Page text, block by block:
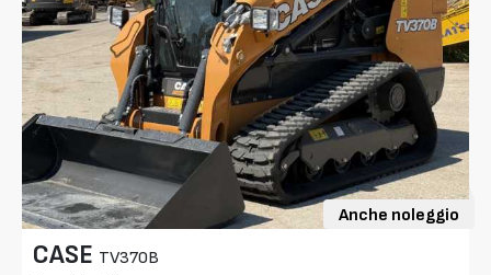
Anche noleggio
CASE TV370B